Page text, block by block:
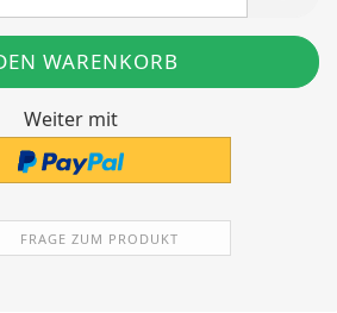
Weiter mit
FRAGE ZUM PRODUKT